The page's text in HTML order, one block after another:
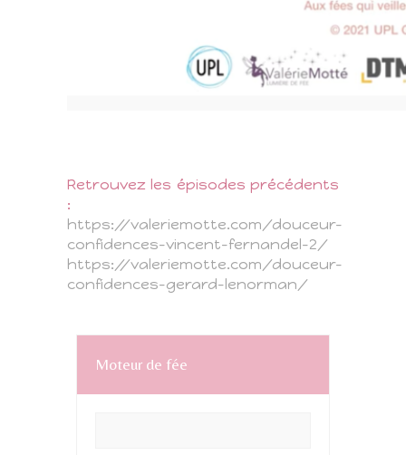
Retrouvez les épisodes précédents
:
https://valeriemotte.com/douceur-
confidences-vincent-fernandel-2/
https://valeriemotte.com/douceur-
confidences-gerard-lenorman/
Moteur de fée